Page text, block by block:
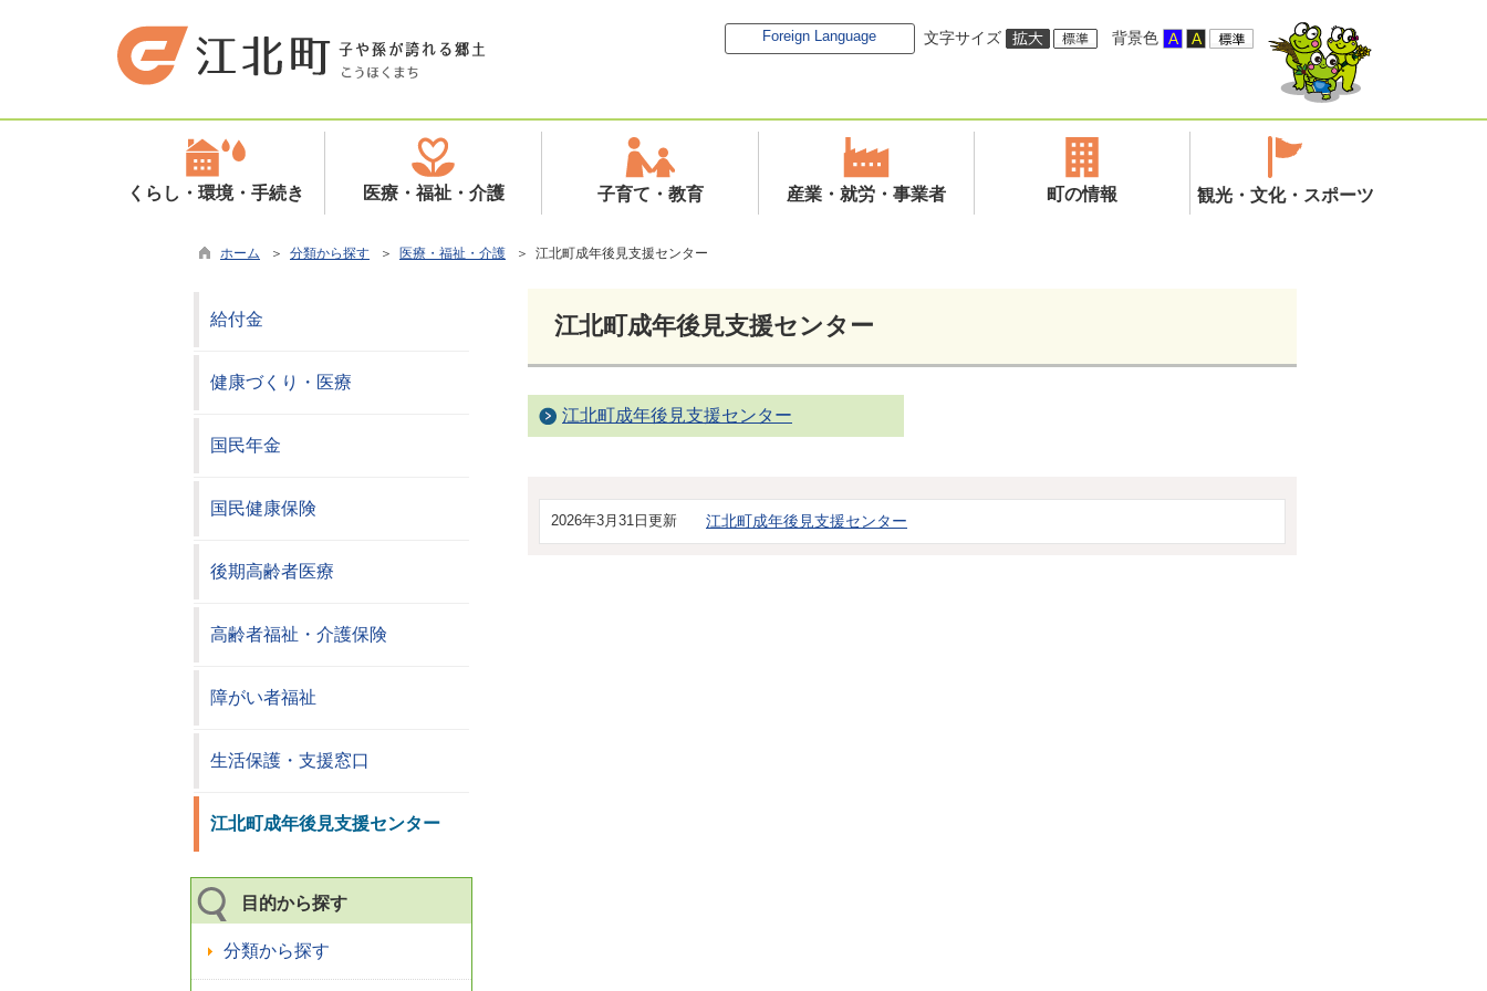
Foreign Language 文字サイズ 背景色
くらし・環境・手続き 医療・福祉・介護 子育て・教育 産業・就労・事業者 町の情報 観光・文化・スポーツ
ホーム ＞ 分類から探す ＞ 医療・福祉・介護 ＞ 江北町成年後見支援センター
江北町成年後見支援センター
江北町成年後見支援センター
2026年3月31日更新 江北町成年後見支援センター
給付金
健康づくり・医療
国民年金
国民健康保険
後期高齢者医療
高齢者福祉・介護保険
障がい者福祉
生活保護・支援窓口
江北町成年後見支援センター
目的から探す
分類から探す